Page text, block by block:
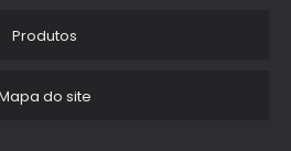
EVENTOS
Produtos
do site